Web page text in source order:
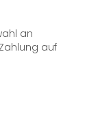
an
auf